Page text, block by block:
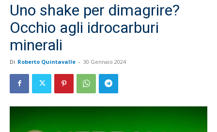
Uno shake per dimagrire?
Occhio agli idrocarburi
minerali
Di Roberto Quintavalle - 30 Gennaio 2024